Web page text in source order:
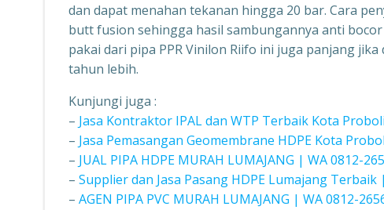
dan dapat menahan tekanan hingga 20 bar. Cara
butt fusion sehingga hasil sambungannya anti
pakai dari pipa PPR Vinilon Riifo ini juga panjang
tahun lebih.
Kunjungi juga :
– Jasa Kontraktor IPAL dan WTP Terbaik Kota
– Jasa Pemasangan Geomembrane HDPE Kota
– JUAL PIPA HDPE MURAH LUMAJANG | WA 0812-
– Supplier dan Jasa Pasang HDPE Lumajang Terbaik
– AGEN PIPA PVC MURAH LUMAJANG | WA 0812-